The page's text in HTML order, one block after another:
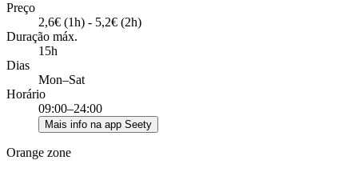
Preço
2,6€ (1h) - 5,2€ (2h)
Duração máx.
15h
Dias
Mon–Sat
Horário
09:00–24:00
Mais info na app Seety
Orange zone